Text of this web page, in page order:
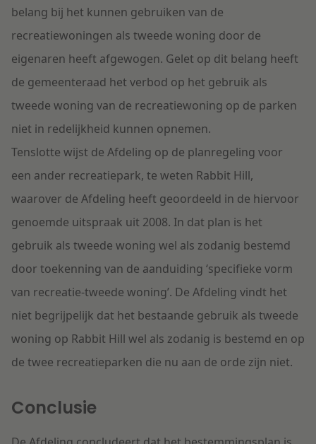
belang bij het kunnen gebruiken van de
recreatiewoningen als tweede woning door de
eigenaren heeft afgewogen. Gelet op dit belang heeft
de gemeenteraad het verbod op het gebruik als
tweede woning van de recreatiewoning op de parken
niet in redelijkheid kunnen opnemen.
Tenslotte wijst de Afdeling op de planregeling voor
een ander recreatiepark, te weten Rabbit Hill,
waarover de Afdeling heeft geoordeeld in de hiervoor
genoemde uitspraak uit 2008. In dat plan is het
gebruik als tweede woning wel als zodanig bestemd
door toekenning van de aanduiding ‘specifieke vorm
van recreatie-tweede woning’. De Afdeling vindt het
niet begrijpelijk dat het bestaande gebruik als tweede
woning op Rabbit Hill wel als zodanig is bestemd en op
de twee recreatieparken die nu aan de orde zijn niet.
Conclusie